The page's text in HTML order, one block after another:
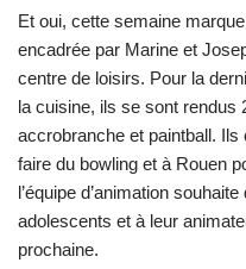
Et oui, cette semaine
encadrée par Marine et
centre de loisirs. Pour la
la cuisine, ils se sont rendus
accrobranche et paintball.
faire du bowling et à Rouen
l’équipe d’animation
adolescents et à leur
prochaine.